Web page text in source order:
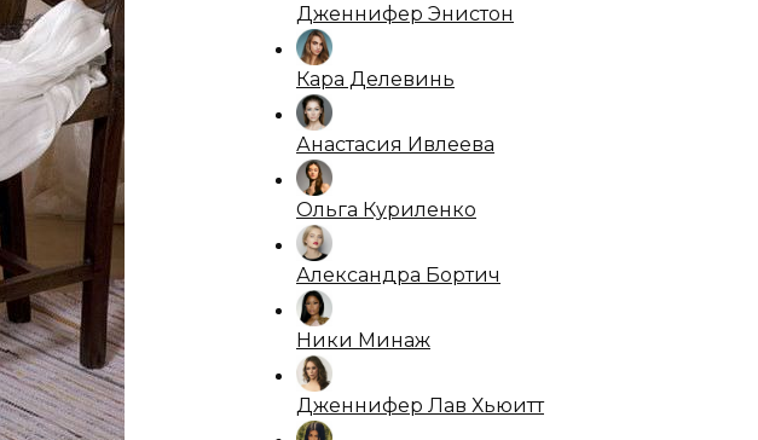
Дженнифер Энистон
Кара Делевинь
Анастасия Ивлеева
Ольга Куриленко
Александра Бортич
Ники Минаж
Дженнифер Лав Хьюитт